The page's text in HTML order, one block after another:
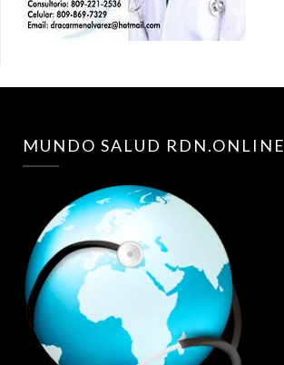
MUNDO SALUD RDN.ONLINE